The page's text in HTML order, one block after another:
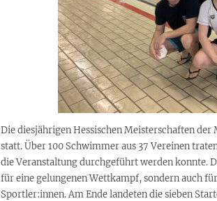
Die diesjährigen Hessischen Meisterschaften der
statt. Über 100 Schwimmer aus 37 Vereinen
die Veranstaltung durchgeführt werden konnte.
für eine gelungenen Wettkampf, sondern auch
Sportler:innen. Am Ende landeten die sieben